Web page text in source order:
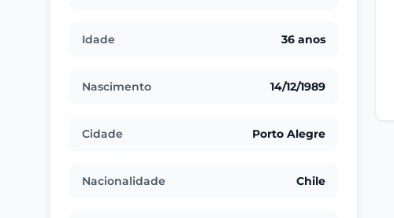
Idade 36 anos
Nascimento 14/12/1989
Cidade Porto Alegre
Nacionalidade Chile